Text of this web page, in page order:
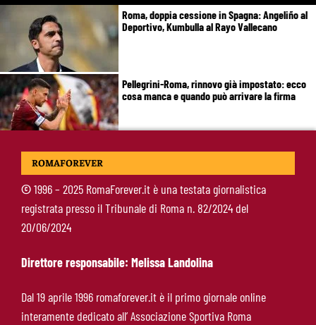
Roma, doppia cessione in Spagna: Angeliño al
Deportivo, Kumbulla al Rayo Vallecano
Pellegrini-Roma, rinnovo già impostato: ecco
cosa manca e quando può arrivare la firma
Mercato Roma, manca un solo colpo: Gasperini
Roma-Molina, il colpo di D’Amico è geniale:
qualità ed esperienza a un prezzo da
occasione
ROMAFOREVER
©1996 – 2025 RomaForever.it è una testata giornalistica
registrata presso il Tribunale di Roma n. 82/2024 del
20/06/2024
Direttore responsabile: Melissa Landolina
Dal 19 aprile 1996 romaforever.it è il primo giornale online
interamente dedicato all’ Associazione Sportiva Roma